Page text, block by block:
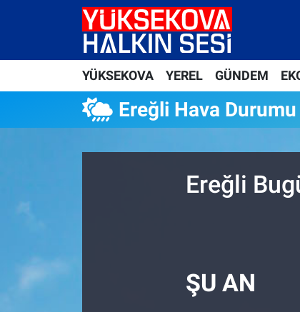
YÜKSEKOVA YEREL GÜNDEM
Ereğli Hava Durumu
Ereğli
ŞU AN
Yüksekova Nöbetçi Eczaneler
Yüksekova Hava Durumu
Yüksekova Trafik Yoğunluk Haritası